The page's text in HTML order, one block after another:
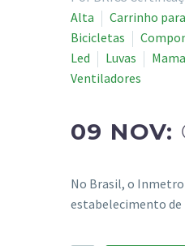
Alta
Carrinho
Bicicletas
Led
Luvas
Ventiladores
09 NOV:
No Brasil, o
estabelecimento